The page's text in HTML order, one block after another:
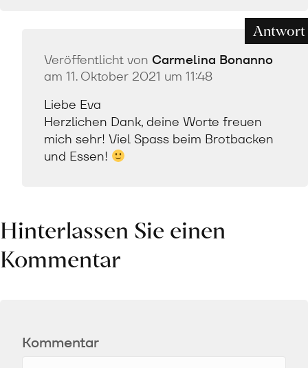
Veröffentlicht von Carmelina Bonanno
am 11. Oktober 2021 um 11:48
Liebe Eva
Herzlichen Dank, deine Worte freuen
mich sehr! Viel Spass beim Brotbacken
und Essen!
Antwort
Hinterlassen Sie einen
Kommentar
Kommentar